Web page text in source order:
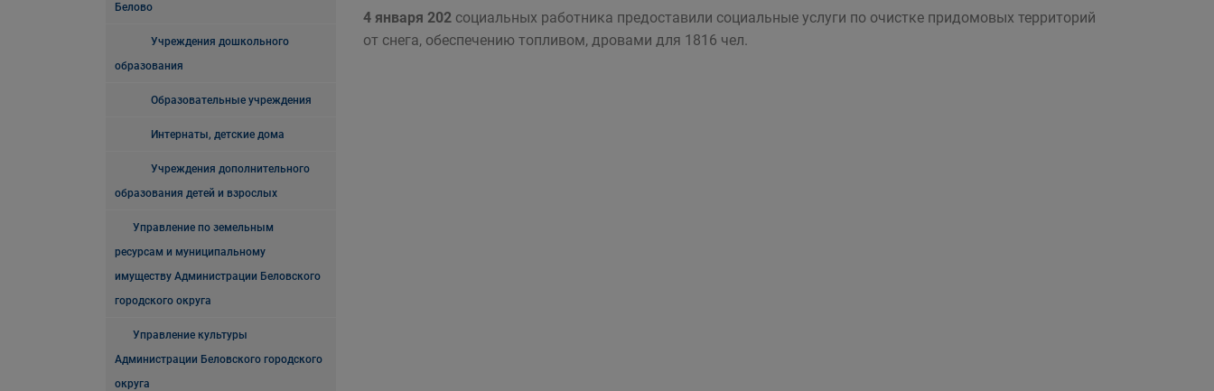
Белово
Учреждения дошкольного
образования
Образовательные учреждения
Интернаты, детские дома
Учреждения дополнительного
образования детей и взрослых
Управление по земельным
ресурсам и муниципальному
имуществу Администрации Беловского
городского округа
Управление культуры
Администрации Беловского городского
округа
4 января 202 социальных работника предоставили социальные услуги по очистке придомовых территорий
от снега, обеспечению топливом, дровами для 1816 чел.